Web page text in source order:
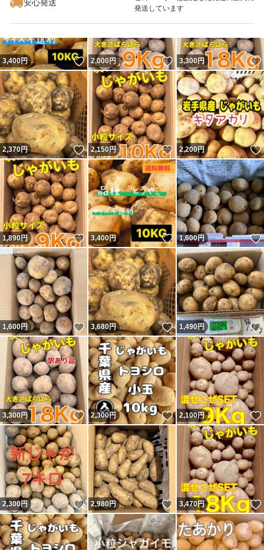
安心発送
発送しています
3,400円 いいね！
2,000円 いいね！
3,300円
2,370円 いいね！
2,150円 いいね！
2,200円
1,890円 いいね！
3,400円 いいね！
1,600円
1,600円 いいね！
3,680円 いいね！
1,490円
3,300円 いいね！
2,300円 いいね！
2,100円
2,300円 いいね！
2,980円 いいね！
3,470円